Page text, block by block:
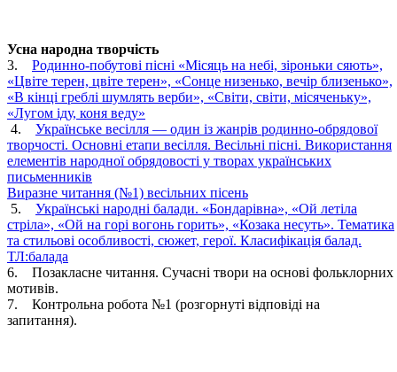
Усна народна творчість
3. Родинно-побутові пісні «Місяць на небі, зіроньки сяють»,
«Цвіте терен, цвіте терен», «Сонце низенько, вечір близенько»,
«В кінці греблі шумлять верби», «Світи, світи, місяченьку»,
«Лугом іду, коня веду»
4. Українське весілля — один із жанрів родинно-обрядової
творчості. Основні етапи весілля. Весільні пісні. Використання
елементів народної обрядовості у творах українських
письменників
Виразне читання (№1) весільних пісень
5. Українські народні балади. «Бондарівна», «Ой летіла
стріла», «Ой на горі вогонь горить», «Козака несуть». Тематика
та стильові особливості, сюжет, герої. Класифікація балад.
ТЛ:балада
6. Позакласне читання. Сучасні твори на основі фольклорних
мотивів.
7. Контрольна робота №1 (розгорнуті відповіді на
запитання).